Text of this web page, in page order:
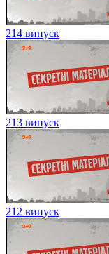
214 випуск
213 випуск
212 випуск